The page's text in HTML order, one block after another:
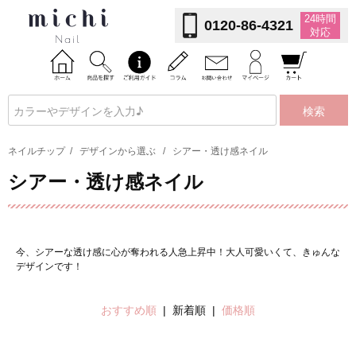
0120-86-4321
24時間
対応
検索
ネイルチップ / デザインから選ぶ / シアー・透け感ネイル
シアー・透け感ネイル
今、シアーな透け感に心が奪われる人急上昇中！大人可愛いくて、きゅんな
デザインです！
おすすめ順 | 新着順 | 価格順